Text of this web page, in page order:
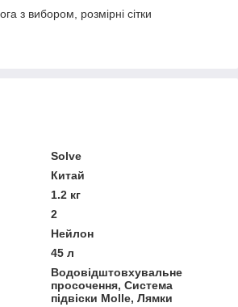
з вибором, розмірні сітки
Solve
Китай
1.2 кг
2
Нейлон
45 л
Водовідштовхувальне
просочення, Система
підвіски Molle, Лямки